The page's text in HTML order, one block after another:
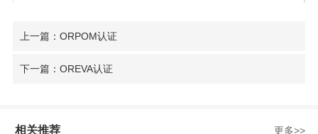
上一篇：ORPOM认证
下一篇：OREVA认证
相关推荐 更多>>